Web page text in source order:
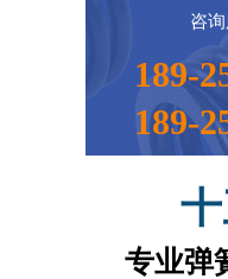
咨
189-
189-
专业弹